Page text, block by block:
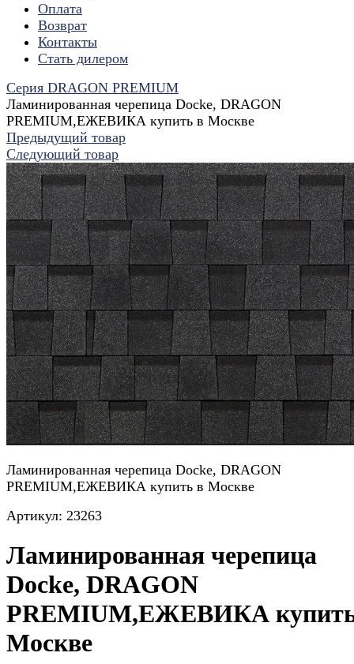
Оплата
Возврат
Контакты
Стать дилером
Серия DRAGON PREMIUM
Ламинированная черепица Docke, DRAGON
PREMIUM,ЕЖЕВИКА купить в Москве
Предыдущий товар
Следующий товар
Ламинированная черепица Docke, DRAGON
PREMIUM,ЕЖЕВИКА купить в Москве
Артикул: 23263
Ламинированная черепица
Docke, DRAGON
PREMIUM,ЕЖЕВИКА
Москве